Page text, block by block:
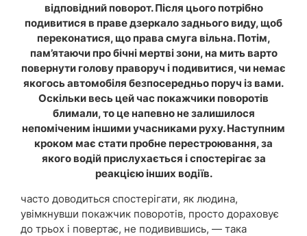
відповідний поворот. Після цього потрібно
подивитися в праве дзеркало заднього виду, щоб
переконатися, що права смуга вільна. Потім,
пам’ятаючи про бічні мертві зони, на мить варто
повернути голову праворуч і подивитися, чи немає
якогось автомобіля безпосередньо поруч із вами.
Оскільки весь цей час покажчики поворотів
блимали, то це напевно не залишилося
непоміченим іншими учасниками руху. Наступним
кроком має стати пробне перестроювання, за
якого водій прислухається і спостерігає за
реакцією інших водіїв.
часто доводиться спостерігати, як людина,
увімкнувши покажчик поворотів, просто дораховує
до трьох і повертає, не подивившись, — така